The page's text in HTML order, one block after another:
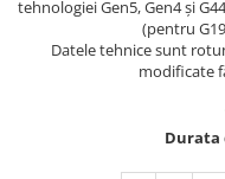
tehnologiei Gen5, Gen4 și
(pentru
Datele tehnice sunt
modificate
Durata